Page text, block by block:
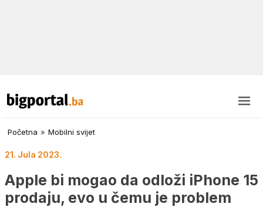
Početna » Mobilni svijet
21. Jula 2023.
Apple bi mogao da odloži iPhone 15
prodaju, evo u čemu je problem